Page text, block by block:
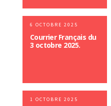
6 OCTOBRE 2025
Courrier Français du
3 octobre 2025.
1 OCTOBRE 2025